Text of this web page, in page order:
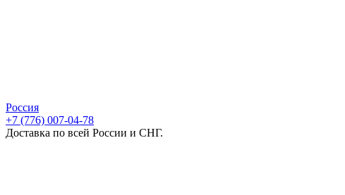
Россия
+7 (776) 007-04-78
Доставка по всей России и СНГ.